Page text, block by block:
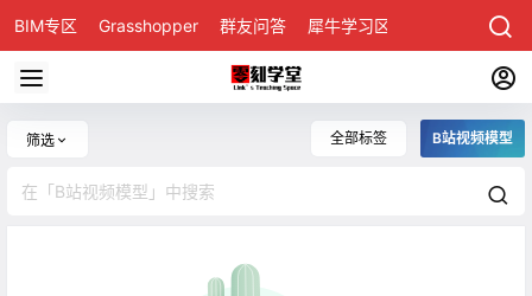
BIM专区 Grasshopper 群友问答 犀牛学习区
筛选 全部标签 B站视频模型